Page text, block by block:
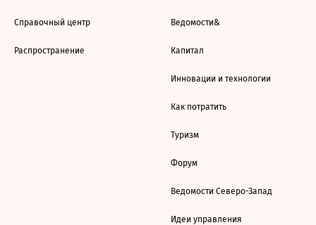
Справочный центр
Распространение
Ведомости&
Капитал
Инновации и технологии
Как потратить
Туризм
Форум
Ведомости Северо-Запад
Идеи управления